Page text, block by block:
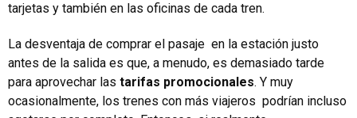
tarjetas y también en las oficinas de cada tren.
La desventaja de comprar el pasaje en la estación justo
antes de la salida es que, a menudo, es demasiado tarde
para aprovechar las tarifas promocionales. Y muy
ocasionalmente, los trenes con más viajeros podrían incluso